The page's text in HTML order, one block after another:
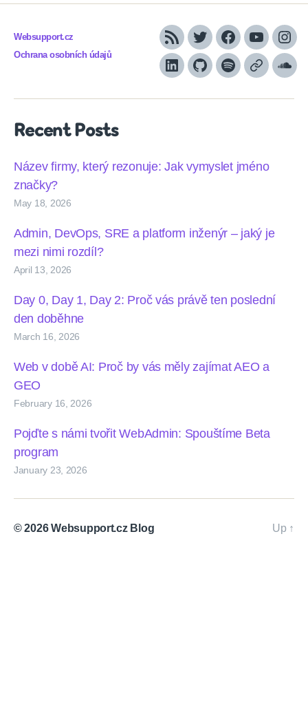
Websupport.cz
Ochrana osobních údajů
RSS TwitterFacebook
YouTube
LinkedInGithubSpotifyApple
Recent Posts
Název firmy, který rezonuje: Jak vymyslet jméno
značky?
May 18, 2026
Admin, DevOps, SRE a platform inženýr – jaký je
mezi nimi rozdíl?
April 13, 2026
Day 0, Day 1, Day 2: Proč vás právě ten poslední
den doběhne
March 16, 2026
Web v době AI: Proč by vás měly zajímat AEO a
GEO
February 16, 2026
Pojďte s námi tvořit WebAdmin: Spouštíme Beta
program
January 23, 2026
© 2026Websupport.cz Blog Up ↑